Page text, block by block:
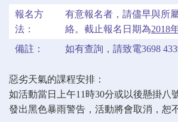
報名方
法：
有意報名者，請儘早與所
絡。截止報名日期為2018
備註：
如有查詢，請致電3698
惡劣天氣的課程安排：
如活動當日上午11時30分或以後懸掛八
發出黑色暴雨警告，活動將會取消，恕